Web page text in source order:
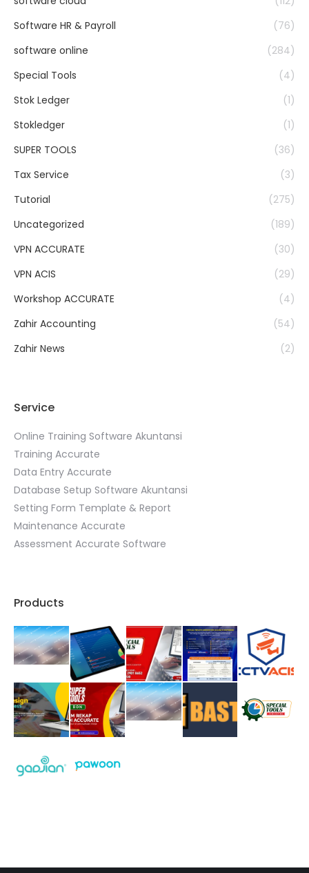
Software HR & Payroll
(76)
software online
(284)
Special Tools
(4)
Stok Ledger
(1)
Stokledger
(1)
SUPER TOOLS
(36)
Tax Service
(3)
Tutorial
(275)
Uncategorized
(189)
VPN ACCURATE
(30)
VPN ACIS
(29)
Workshop ACCURATE
(4)
Zahir Accounting
(54)
Zahir News
(2)
Service
Online Training Software Akuntansi
Training Accurate
Data Entry Accurate
Database Setup Software Akuntansi
Setting Form Template & Report
Maintenance Accurate
Assessment Accurate Software
Products